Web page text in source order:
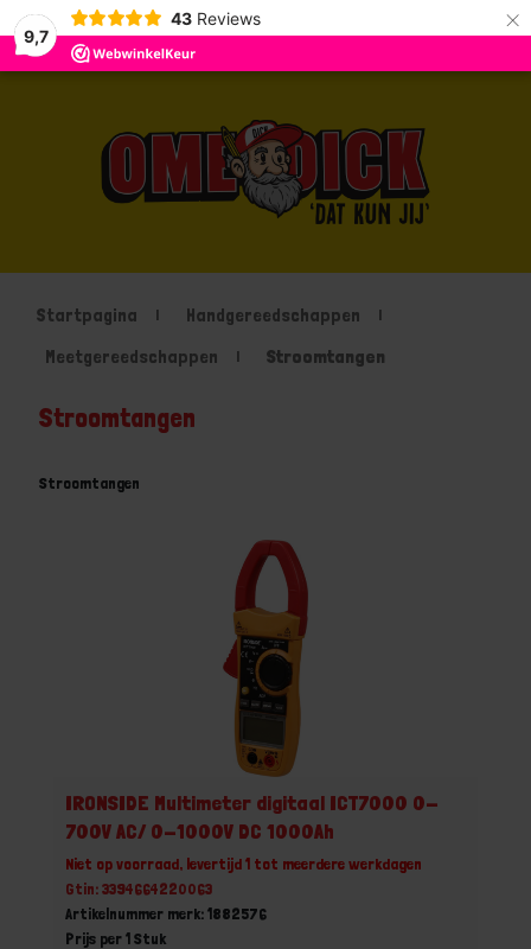
9,7
43 Reviews ×
Startpagina
Handgereedschappen
Meetgereedschappen
Stroomtangen
Stroomtangen
Stroomtangen
IRONSIDE Multimeter digitaal ICT7000 0-
700V AC/ 0-1000V DC 1000Ah
Niet op voorraad, levertijd 1 tot meerdere werkdagen
Gtin: 3394664220063
Artikelnummer merk: 1882576
Prijs per 1 Stuk